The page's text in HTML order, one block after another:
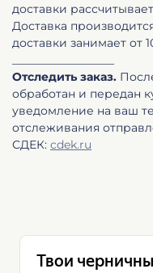
доставки
Доставка
доставки занимает от
Отследить заказ.
обработан и передан
уведомление на ваш
отслеживания
СДЕК: cdek.ru